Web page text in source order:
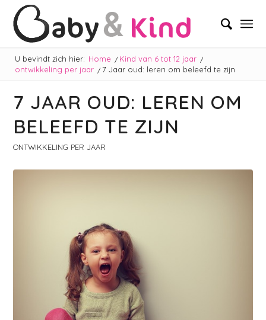
U bevindt zich hier: Home / Kind van 6 tot 12 jaar /
ontwikkeling per jaar / 7 Jaar oud: leren om beleefd te zijn
7 JAAR OUD: LEREN OM
BELEEFD TE ZIJN
ONTWIKKELING PER JAAR